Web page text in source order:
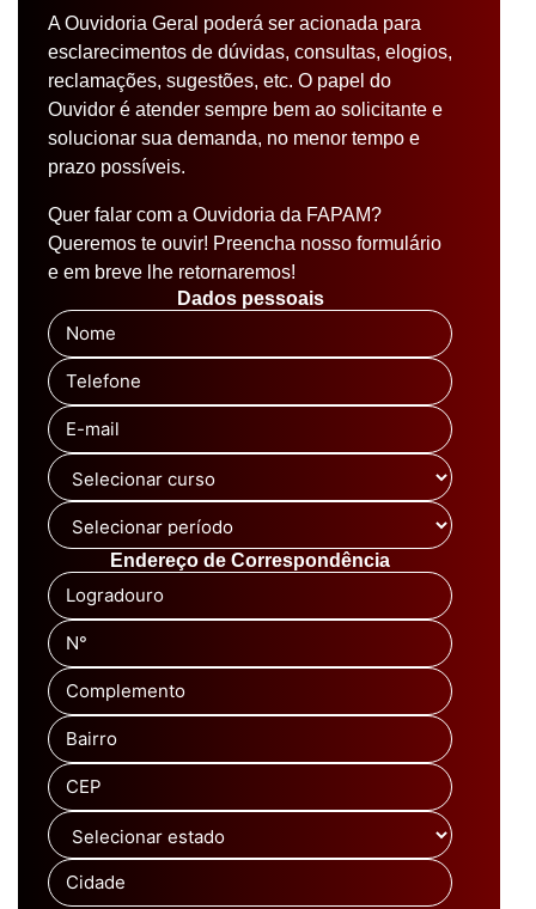
A Ouvidoria Geral poderá ser acionada para
esclarecimentos de dúvidas, consultas, elogios,
reclamações, sugestões, etc. O papel do
Ouvidor é atender sempre bem ao solicitante e
solucionar sua demanda, no menor tempo e
prazo possíveis.
Quer falar com a Ouvidoria da FAPAM?
Queremos te ouvir! Preencha nosso formulário
e em breve lhe retornaremos!
Dados pessoais
Nome
Telefone
E-mail
Endereço de Correspondência
Logradouro
N°
Complemento
Bairro
CEP
Cidade